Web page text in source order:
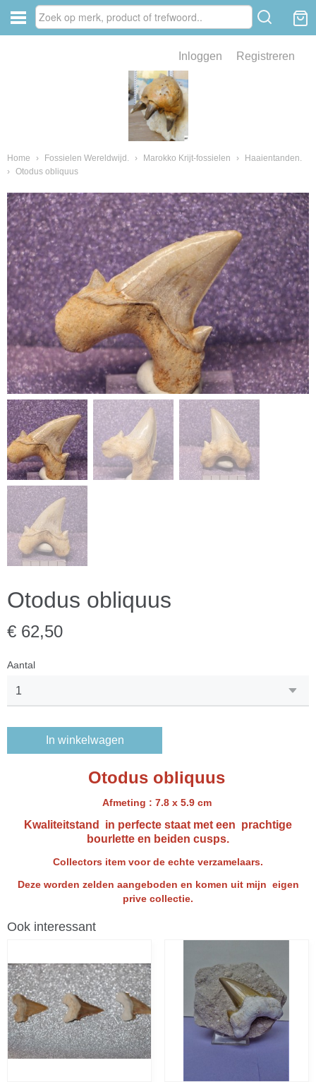
Inloggen Registreren
Home › Fossielen Wereldwijd. › Marokko Krijt-fossielen ›
Haaientanden.
› Otodus obliquus
Otodus obliquus
€ 62,50
Aantal
In winkelwagen
Otodus obliquus
Afmeting : 7.8 x 5.9 cm
Kwaliteitstand in perfecte staat met een prachtige
bourlette en beiden cusps.
Collectors item voor de echte verzamelaars.
Deze worden zelden aangeboden en komen uit mijn eigen
prive collectie.
Ook interessant
van fossielen en mineralen